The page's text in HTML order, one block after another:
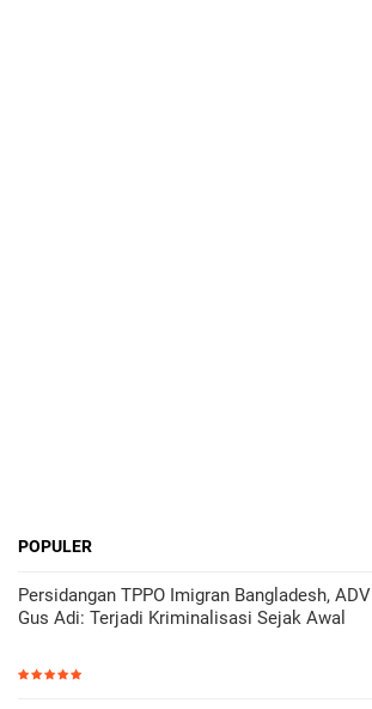
POPULER
Persidangan TPPO Imigran Bangladesh, ADV
Gus Adi: Terjadi Kriminalisasi Sejak Awal